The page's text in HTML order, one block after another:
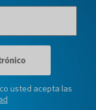
usted acepta las